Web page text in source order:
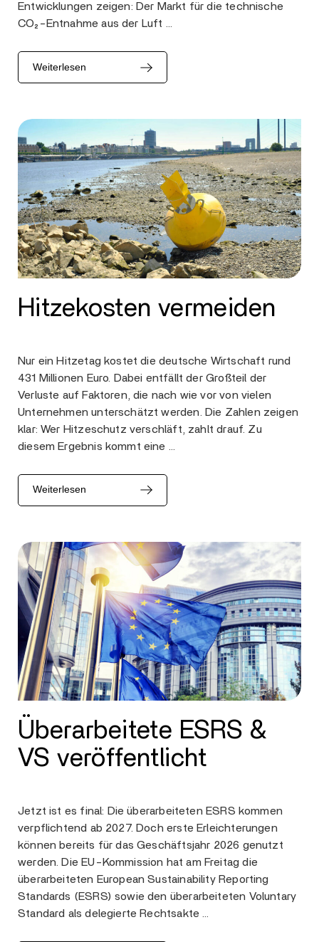
Entwicklungen zeigen: Der Markt für die technische
CO₂-Entnahme aus der Luft …
Weiterlesen
Hitzekosten vermeiden
Nur ein Hitzetag kostet die deutsche Wirtschaft rund
431 Millionen Euro. Dabei entfällt der Großteil der
Verluste auf Faktoren, die nach wie vor von vielen
Unternehmen unterschätzt werden. Die Zahlen zeigen
klar: Wer Hitzeschutz verschläft, zahlt drauf. Zu
diesem Ergebnis kommt eine …
Weiterlesen
Überarbeitete ESRS &
VS veröffentlicht
Jetzt ist es final: Die überarbeiteten ESRS kommen
verpflichtend ab 2027. Doch erste Erleichterungen
können bereits für das Geschäftsjahr 2026 genutzt
werden. Die EU-Kommission hat am Freitag die
überarbeiteten European Sustainability Reporting
Standards (ESRS) sowie den überarbeiteten Voluntary
Standard als delegierte Rechtsakte …